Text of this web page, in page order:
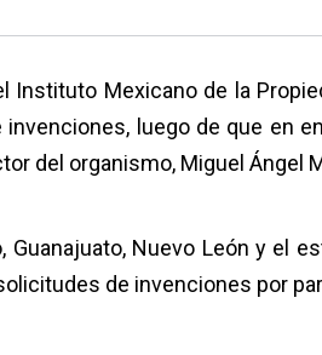
Instituto Mexicano de la
luego de que en
del organismo, Miguel Ángel
Nuevo León y el
de invenciones por